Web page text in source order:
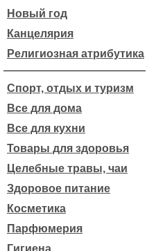
Новый год
Канцелярия
Религиозная атрибутика
Спорт, отдых и туризм
Все для дома
Все для кухни
Товары для здоровья
Целебные травы, чаи
Здоровое питание
Косметика
Парфюмерия
Гигиена